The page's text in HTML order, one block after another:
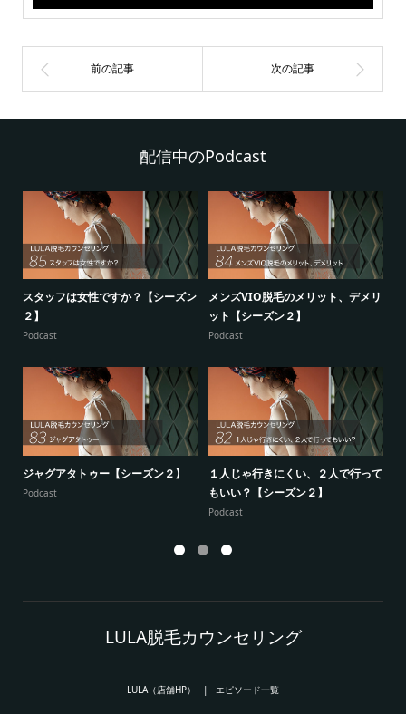
配信中のPodcast
スタッフは女性ですか？【シーズン
２】
Podcast
メンズVIO脱毛のメリット、デメリ
ット【シーズン２】
Podcast
ジャグアタトゥー【シーズン２】
Podcast
１人じゃ行きにくい、２人で行って
もいい？【シーズン２】
Podcast
LULA脱毛カウンセリング
LULA（店舗HP） エピソード一覧